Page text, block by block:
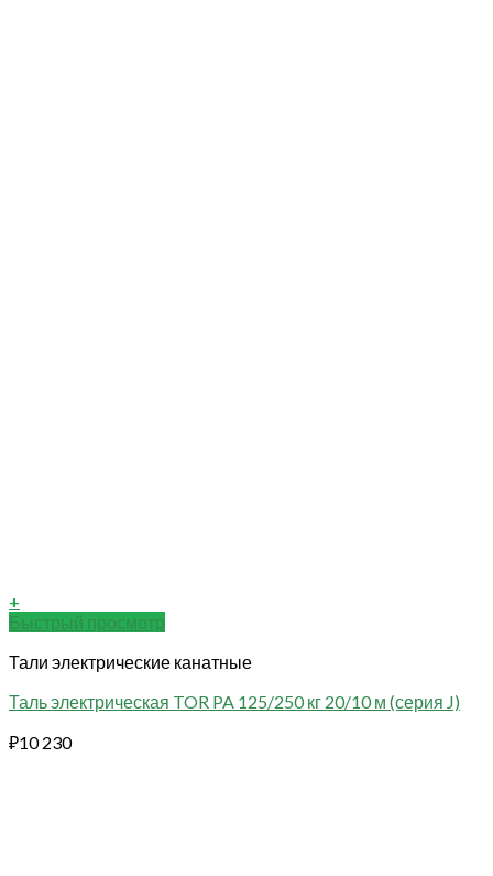
+
Быстрый просмотр
Тали электрические канатные
Таль электрическая TOR PA 125/250 кг 20/10 м (серия J)
₽10 230